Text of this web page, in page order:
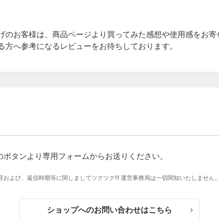
ください
のお客様は、商品ページより買ってみた感想や使用感をお寄
へ参考になるレビューをお待ちしております。
タンより専用フォームからお送りください。
よび、返信時期等に関しましてツクツク!!! 運営事務局は一切関知いたしません。
ショップへのお問い合わせはこちら